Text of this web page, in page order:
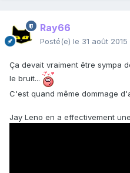
Ray66
Posté(e) le 31 août 2015
Ça devait vraiment être sympa
le bruit...
C'est quand même dommage
Jay Leno en a effectivement